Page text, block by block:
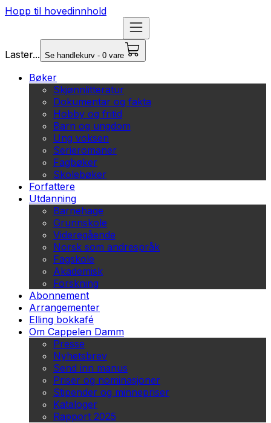
Hopp til hovedinnhold
Laster... Se handlekurv - 0 vare
Bøker
Skjønnlitteratur
Dokumentar og fakta
Hobby og fritid
Barn og ungdom
Ung voksen
Serieromaner
Fagbøker
Skolebøker
Forfattere
Utdanning
Barnehage
Grunnskole
Videregående
Norsk som andrespråk
Fagskole
Akademisk
Forskning
Abonnement
Arrangementer
Elling bokkafé
Om Cappelen Damm
Presse
Nyhetsbrev
Send inn manus
Priser og nominasjoner
Stipender og minnepriser
Kataloger
Rapport 2025